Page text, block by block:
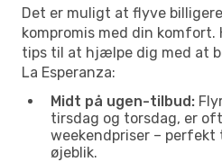
Det er muligt at flyve
kompromis med din komfort.
tips til at hjælpe dig med at
La Esperanza:
Midt på ugen-tilbud:
tirsdag og torsdag, er
weekendpriser – perfekt
øjeblik.